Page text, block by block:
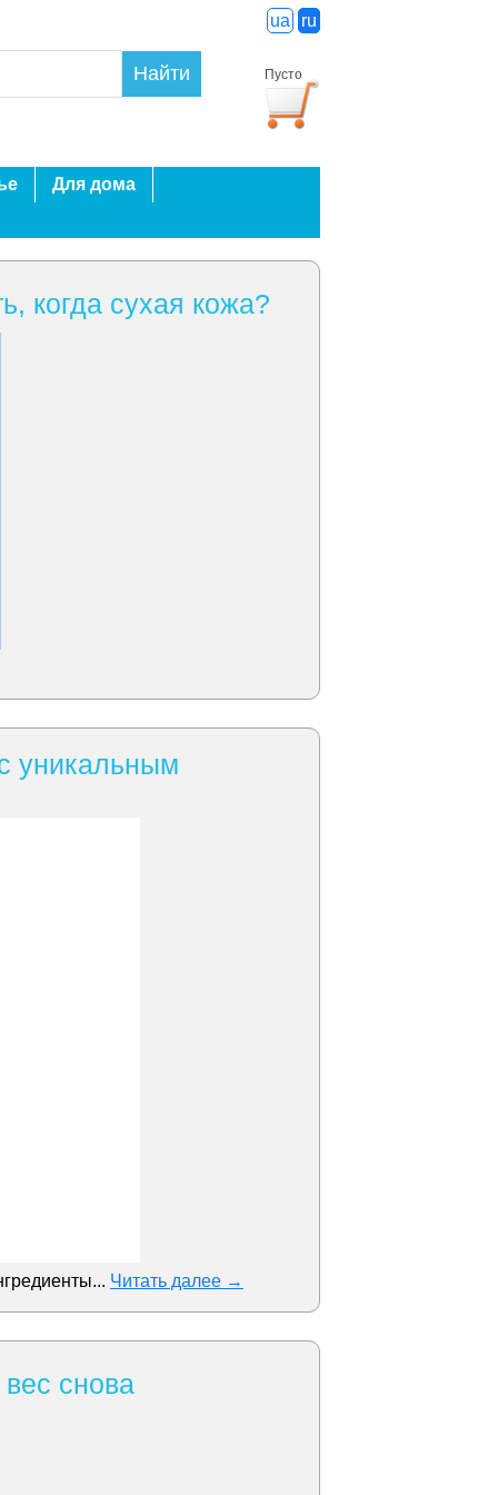
ua ru
Пусто
Найти
Для дома
когда сухая кожа?
уникальным
Читать далее →
снова